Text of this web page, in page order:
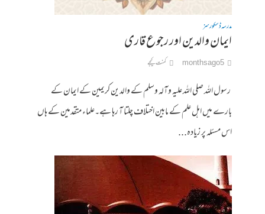
مدرسہ ڈسکورسز
ایمان والدین اور رجوع قاری
5 months ago کمنت کیجے
رسول اللہ صلی اللہ علیہ وآلہ وسلم کے والدین کریمین کے ایمان کے
بارے میں اہل علم کے مابین اختلاف چلتا آ رہا ہے۔علماء متقدمین کے ہاں
اس مسئلہ پر زیادہ...